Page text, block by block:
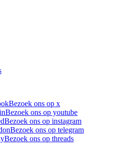
Bezoek ons op x
Bezoek ons op youtube
Bezoek ons op instagram
Bezoek ons op telegram
Bezoek ons op threads